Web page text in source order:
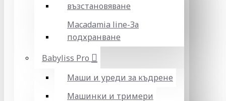
възстановяване
Macadamia line-За
подхранване
Babyliss Pro
Маши и уреди за къдрене
Машинки и тримери